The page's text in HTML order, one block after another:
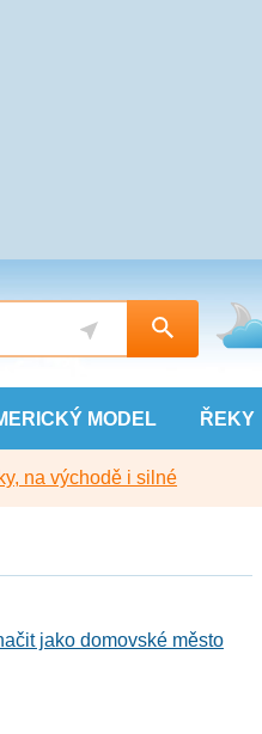
MODEL ŘEKY
na východě i silné
jako domovské město